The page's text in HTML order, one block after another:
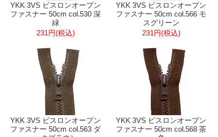
YKK 3VS ビスロンオープン
ファスナー 50cm col.530 深
緑
231円(税込)
YKK 3VS ビスロンオープン
ファスナー 50cm col.566 モ
スグリーン
231円(税込)
YKK 3VS ビスロンオープン
ファスナー 50cm col.563 ダ
YKK 3VS ビスロンオープン
ファスナー 50cm col.568 茶